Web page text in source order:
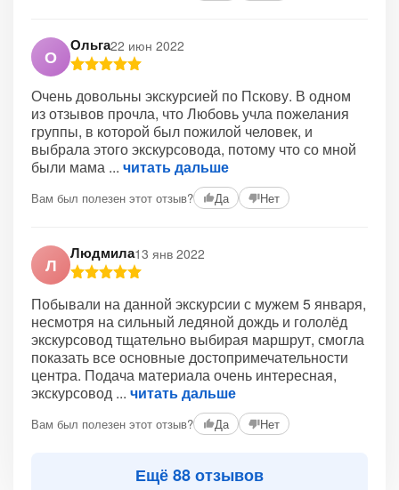
О
Ольга22 июн 2022
Очень довольны экскурсией по Пскову. В одном
из отзывов прочла, что Любовь учла пожелания
группы, в которой был пожилой человек, и
выбрала этого экскурсовода, потому что со мной
были мама
читать дальше
Вам был полезен этот отзыв? Да Нет
Л
Людмила13 янв 2022
Побывали на данной экскурсии с мужем 5 января,
несмотря на сильный ледяной дождь и гололёд
экскурсовод тщательно выбирая маршрут, смогла
показать все основные достопримечательности
центра. Подача материала очень интересная,
экскурсовод
читать дальше
Вам был полезен этот отзыв? Да Нет
Ещё 88 отзывов